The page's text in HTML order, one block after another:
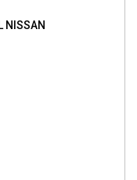
NISSAN